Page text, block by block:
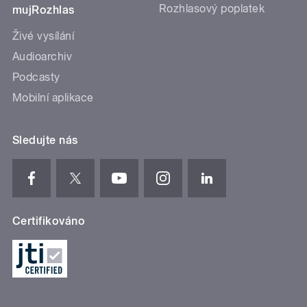
mujRozhlas
Živé vysílání
Audioarchiv
Podcasty
Mobilní aplikace
Rozhlasový poplatek
Sledujte nás
Certifikováno